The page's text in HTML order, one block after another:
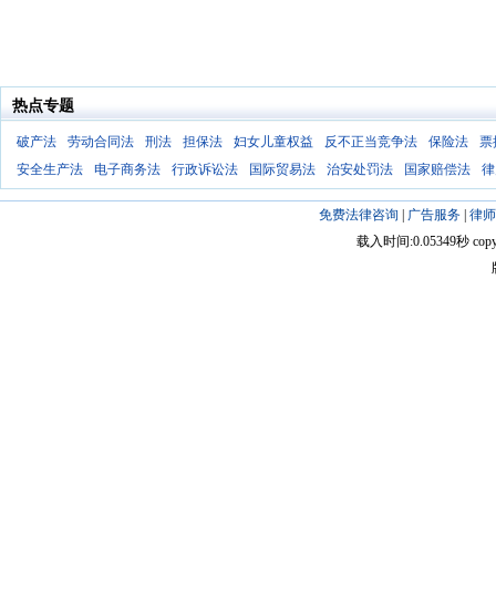
热点专题
破产法 劳动合同法 刑法 担保法 妇女儿童权益 反不正当竞争法 保险法
票
安全生产法
电子商务法 行政诉讼法 国际贸易法 治安处罚法 国家赔偿法
免费法律咨询 广告服务| 律
载入时间:0.05349秒